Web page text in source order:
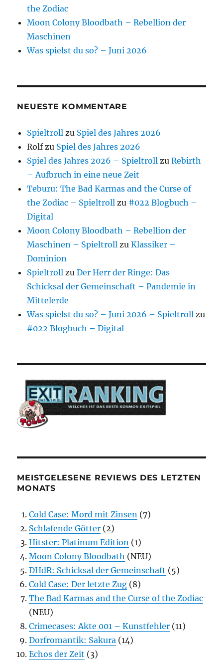
the Zodiac
Moon Colony Bloodbath – Rebellion der
Maschinen
Was spielst du so? – Juni 2026
NEUESTE KOMMENTARE
Spieltroll zu Spiel des Jahres 2026
Rolfzu Spiel des Jahres 2026
Spiel des Jahres 2026 – Spieltroll zuRebirth
– Aufbruch in eine neue Zeit
Teburu: The Bad Karmas and the Curse of
the Zodiac – Spieltroll zu #022 Blogbuch –
Digital
Moon Colony Bloodbath – Rebellion der
Maschinen – Spieltroll zuKlassiker –
Dominion
Spieltroll zuDer Herr der Ringe: Das
Schicksal der Gemeinschaft – Pandemie in
Mittelerde
Was spielst du so? – Juni 2026 – Spieltroll zu
#022 Blogbuch – Digital
MEISTGELESENE REVIEWS DES LETZTEN
MONATS
Cold Case: Mord mit Zinsen (7)
Schlafende Götter (2)
Hitster: Platinum Edition (1)
Moon Colony Bloodbath (NEU)
DHdR: Schicksal der Gemeinschaft (5)
Cold Case: Der letzte Zug (8)
The Bad Karmas and the Curse of the Zodiac
(NEU)
Crimecases: Akte 001 – Kunstfehler (11)
Dorfromantik: Sakura (14)
Echos der Zeit (3)